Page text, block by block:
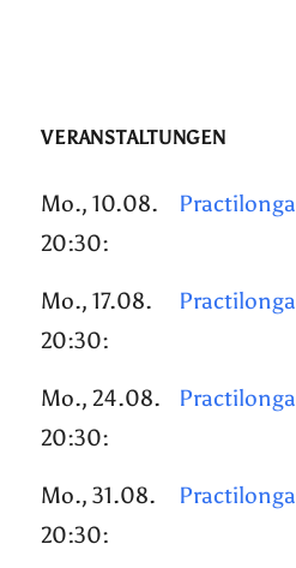
VERANSTALTUNGEN
Mo., 10.08.
20:30:
Practilonga
Mo., 17.08.
20:30:
Practilonga
Mo., 24.08.
20:30:
Practilonga
Mo., 31.08.
20:30:
Practilonga